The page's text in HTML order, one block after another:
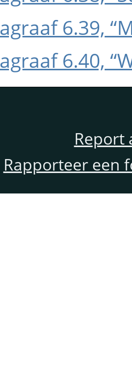
6.39,
6.40,
Report
Rapporteer een